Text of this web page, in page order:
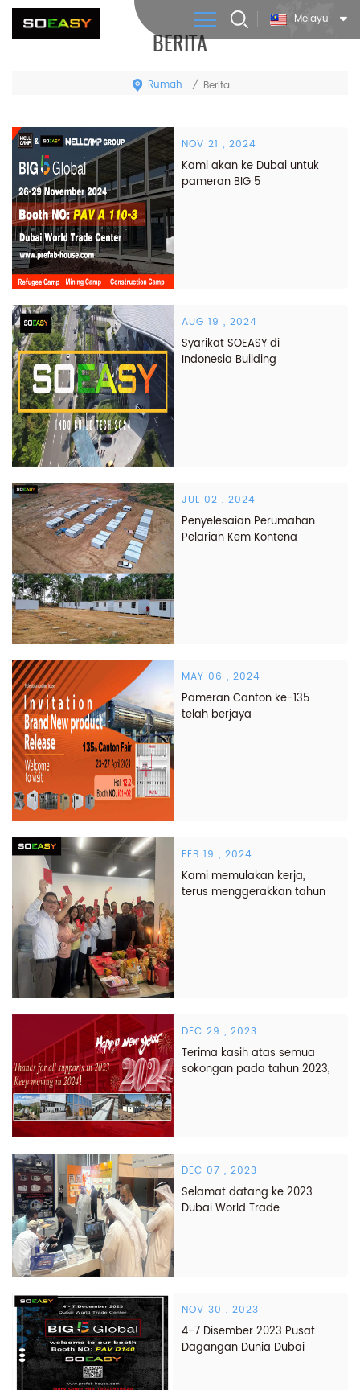
Melayu
BERITA
Rumah / Berita
NOV 21 , 2024
Kami akan ke Dubai untuk
pameran BIG 5
AUG 19 , 2024
Syarikat SOEASY di
Indonesia Building
JUL 02 , 2024
Penyelesaian Perumahan
Pelarian Kem Kontena
MAY 06 , 2024
Pameran Canton ke-135
telah berjaya
FEB 19 , 2024
Kami memulakan kerja,
terus menggerakkan tahun
DEC 29 , 2023
Terima kasih atas semua
sokongan pada tahun 2023,
DEC 07 , 2023
Selamat datang ke 2023
Dubai World Trade
NOV 30 , 2023
4-7 Disember 2023 Pusat
Dagangan Dunia Dubai